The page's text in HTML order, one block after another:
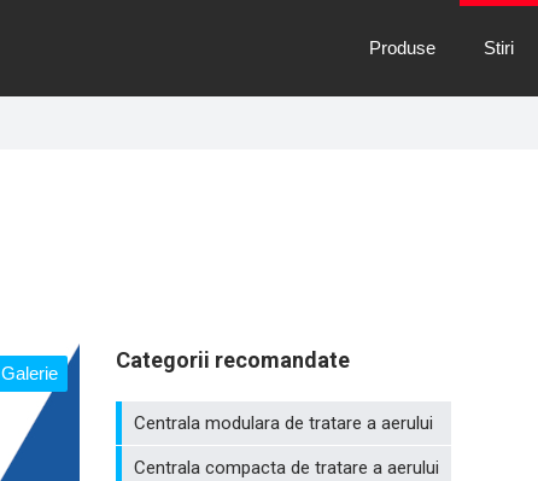
Produse Stiri
Galerie
Categorii recomandate
Centrala modulara de tratare a aerului
Centrala compacta de tratare a aerului